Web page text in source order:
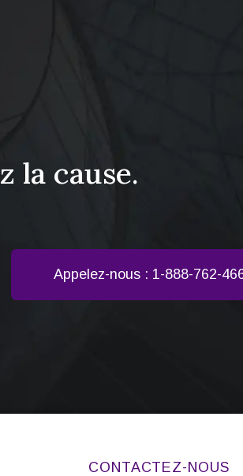
la cause.
Appelez-nous : 1-888-762-
CONTACTEZ-NOUS